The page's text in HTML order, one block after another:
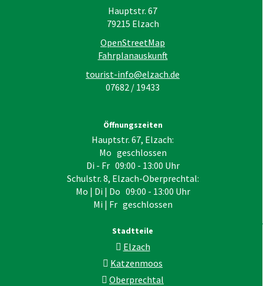
Hauptstr. 67
79215 Elzach
OpenStreetMap
Fahrplanauskunft
tourist-info@elzach.de
07682 / 19433
Öffnungszeiten
Hauptstr. 67, Elzach:
Mo geschlossen
Di - Fr 09:00 - 13:00 Uhr
Schulstr. 8, Elzach-Oberprechtal:
Mo | Di | Do 09:00 - 13:00 Uhr
Mi | Fr geschlossen
Stadtteile
Elzach
Katzenmoos
Oberprechtal